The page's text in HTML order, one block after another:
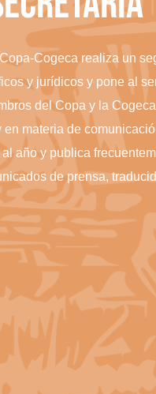
Cogeca realiza un
y jurídicos y pone al
del Copa y la
materia de
año y publica
de prensa,